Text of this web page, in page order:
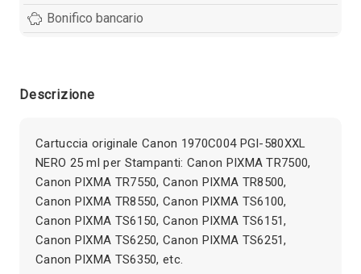
Bonifico bancario
Descrizione
Cartuccia originale Canon 1970C004 PGI-580XXL
NERO 25 ml per Stampanti: Canon PIXMA TR7500,
Canon PIXMA TR7550, Canon PIXMA TR8500,
Canon PIXMA TR8550, Canon PIXMA TS6100,
Canon PIXMA TS6150, Canon PIXMA TS6151,
Canon PIXMA TS6250, Canon PIXMA TS6251,
Canon PIXMA TS6350, etc.